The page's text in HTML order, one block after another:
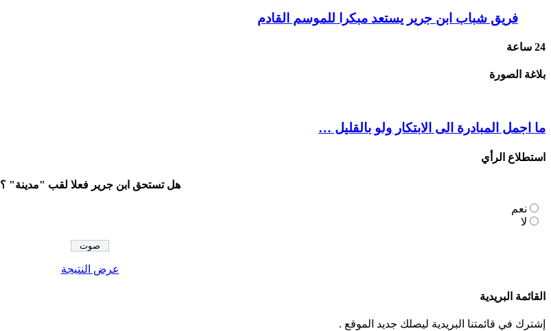
فريق شباب ابن جرير يستعد مبكرا للموسم القادم
24 ساعة
بلاغة الصورة
ما اجمل المبادرة الى الابتكار ولو بالقليل …
استطلاع الرأي
هل تستحق ابن جرير فعلا لقب "مدينة" ؟
نعم
لا
عرض النتيجة
القائمة البريدية
إشترك في قائمتنا البريدية ليصلك جديد الموقع .